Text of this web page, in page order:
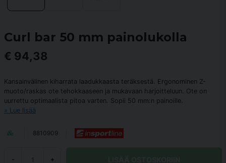
Curl bar 50 mm painolukolla
€ 94,38
Kansainvälinen kiharrata laadukkaasta teräksestä. Ergonominen Z-
muoto/raskas ote tehokkaaseen ja mukavaan harjoitteluun. Ote on
uurrettu optimaalista pitoa varten. Sopii 50 mm:n painoille.
Lue lisää
8810909
- +